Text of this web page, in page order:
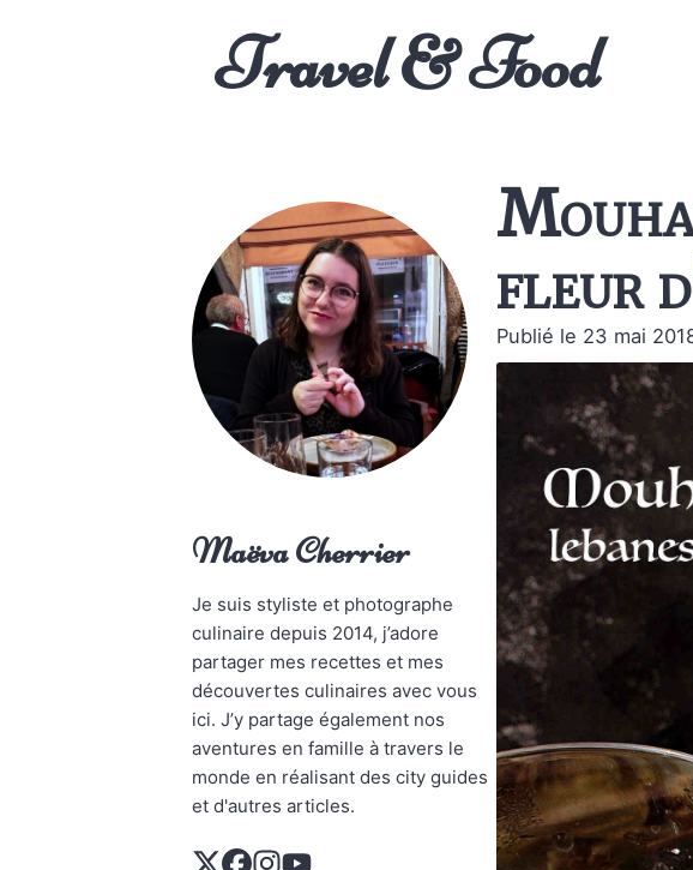
Travel & Food
Maëva Cherrier
Je suis styliste et photographe
culinaire depuis 2014, j’adore
partager mes recettes et mes
découvertes culinaires avec vous
ici. J’y partage également nos
aventures en famille à travers le
monde en réalisant des city guides
et d'autres articles.
fleur
Publié le 23 mai